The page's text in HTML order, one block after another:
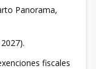
Panorama,
fiscales